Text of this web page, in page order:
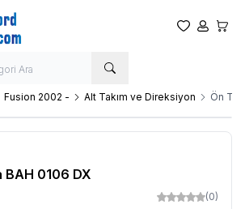
Favorilerim
Hesabım
Fusion 2002 - Alt Takım ve Direksiyon Ön
BAH 0106 DX
(0)